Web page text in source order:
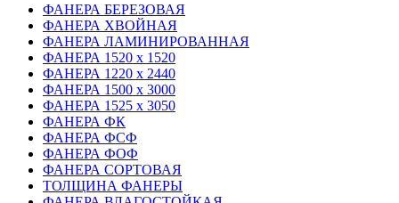
ФАНЕРА БЕРЕЗОВАЯ
ФАНЕРА ХВОЙНАЯ
ФАНЕРА ЛАМИНИРОВАННАЯ
ФАНЕРА 1520 х 1520
ФАНЕРА 1220 х 2440
ФАНЕРА 1500 х 3000
ФАНЕРА 1525 х 3050
ФАНЕРА ФК
ФАНЕРА ФСФ
ФАНЕРА ФОФ
ФАНЕРА СОРТОВАЯ
ТОЛЩИНА ФАНЕРЫ